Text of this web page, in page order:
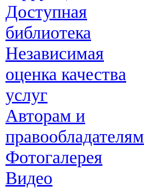
Доступная
библиотека
Независимая
оценка качества
услуг
Авторам и
правообладателям
Фотогалерея
Видео